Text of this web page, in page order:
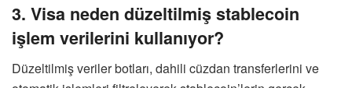
3. Visa neden düzeltilmiş stablecoin
işlem verilerini kullanıyor?
Düzeltilmiş veriler botları, dahili cüzdan transferlerini ve